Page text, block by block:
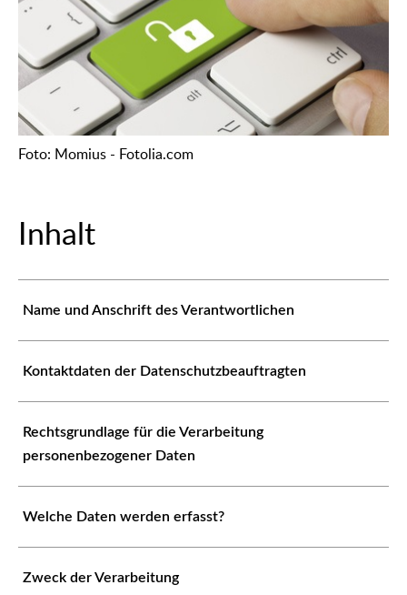
Foto: Momius - Fotolia.com
Inhalt
Name und Anschrift des Verantwortlichen
Kontaktdaten der Datenschutzbeauftragten
Rechtsgrundlage für die Verarbeitung
personenbezogener Daten
Welche Daten werden erfasst?
Zweck der Verarbeitung